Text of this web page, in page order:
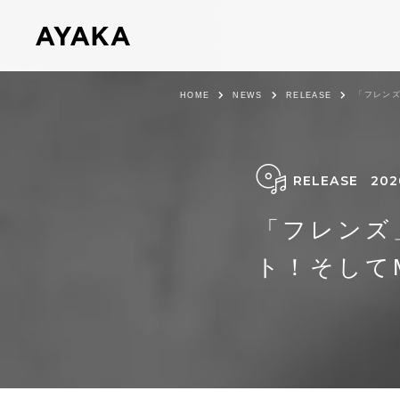
HOME NEWS RELEASE 「フレン
RELEASE
「フレン
ト！そして